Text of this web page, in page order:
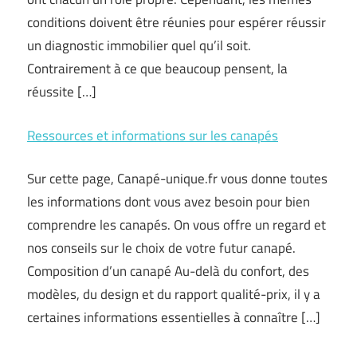
conditions doivent être réunies pour espérer réussir
un diagnostic immobilier quel qu’il soit.
Contrairement à ce que beaucoup pensent, la
réussite […]
Ressources et informations sur les canapés
Sur cette page, Canapé-unique.fr vous donne toutes
les informations dont vous avez besoin pour bien
comprendre les canapés. On vous offre un regard et
nos conseils sur le choix de votre futur canapé.
Composition d’un canapé Au-delà du confort, des
modèles, du design et du rapport qualité-prix, il y a
certaines informations essentielles à connaître […]